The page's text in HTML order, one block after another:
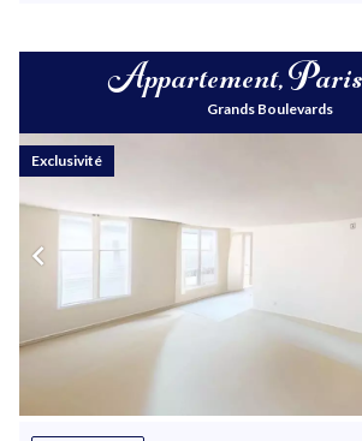
Appartement, Paris
Grands Boulevards
Exclusivité